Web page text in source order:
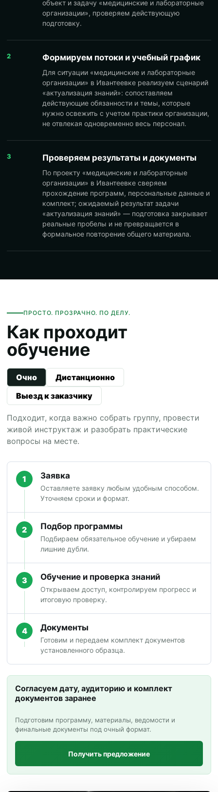
объект и задачу «медицинские и лабораторные
организации», проверяем действующую
подготовку.
2 Формируем потоки и учебный график
Для ситуации «медицинские и лабораторные
организации» в Ивантеевке реализуем сценарий
«актуализация знаний»: сопоставляем
действующие обязанности и темы, которые
нужно освежить с учетом практики организации,
не отвлекая одновременно весь персонал.
3 Проверяем результаты и документы
По проекту «медицинские и лабораторные
организации» в Ивантеевке сверяем
прохождение программ, персональные данные и
комплект; ожидаемый результат задачи
«актуализация знаний» — подготовка закрывает
реальные пробелы и не превращается в
формальное повторение общего материала.
ПРОСТО. ПРОЗРАЧНО. ПО ДЕЛУ.
Как проходит
обучение
Очно
Дистанционно
Выезд к заказчику
Подходит, когда важно собрать группу, провести
живой инструктаж и разобрать практические
вопросы на месте.
1 Заявка
Оставляете заявку любым удобным способом.
Уточняем сроки и формат.
2 Подбор программы
Подбираем обязательное обучение и убираем
лишние дубли.
3 Обучение и проверка знаний
Открываем доступ, контролируем прогресс и
итоговую проверку.
4 Документы
Готовим и передаем комплект документов
установленного образца.
Согласуем дату, аудиторию и комплект
документов заранее
Подготовим программу, материалы, ведомости и
финальные документы под очный формат.
Получить предложение